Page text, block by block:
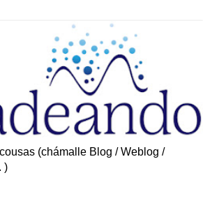
(chámalle Blog / Weblog /
)